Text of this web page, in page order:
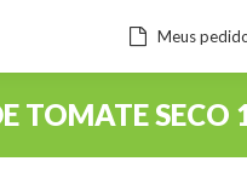
Meus
TOMATE SECO